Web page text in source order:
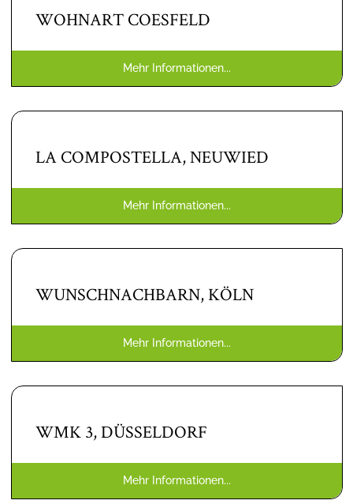
WOHNART COESFELD
Mehr Informationen...
LA COMPOSTELLA, NEUWIED
Mehr Informationen...
WUNSCHNACHBARN, KÖLN
Mehr Informationen...
WMK 3, DÜSSELDORF
Mehr Informationen...